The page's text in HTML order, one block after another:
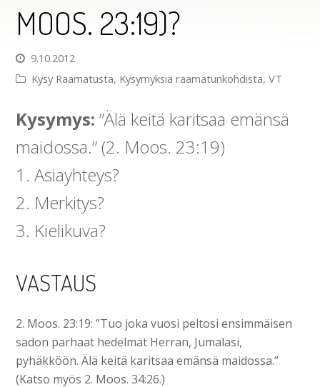
MOOS. 23:19)?
9.10.2012
Kysy Raamatusta, Kysymyksiä raamatunkohdista,VT
Kysymys:”Älä keitä karitsaa emänsä
maidossa.” (2. Moos. 23:19)
1. Asiayhteys?
2. Merkitys?
3. Kielikuva?
VASTAUS
2. Moos. 23:19: ”Tuo joka vuosi peltosi ensimmäisen
sadon parhaat hedelmät Herran, Jumalasi,
pyhäkköön. Älä keitä karitsaa emänsä maidossa.”
(Katso myös 2. Moos. 34:26.)